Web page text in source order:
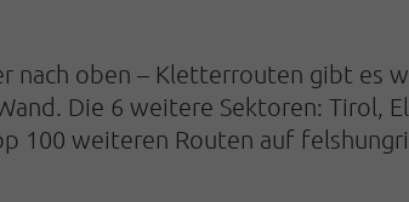
nach oben – Kletterrouten gibt es
Die 6 weitere Sektoren: Tirol,
100 weiteren Routen auf